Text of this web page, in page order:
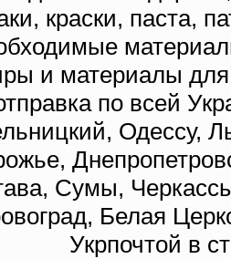
краски, паста,
и материалы
по всей
Одессу,
Сумы,
Белая
Укрпочтой в